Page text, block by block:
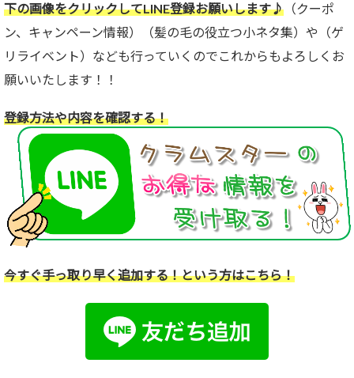
下の画像をクリックしてLINE登録お願いします♪ （クーポ
ン、キャンペーン情報）（髪の毛の役立つ小ネタ集）や（ゲ
リライベント）なども行っていくのでこれからもよろしくお
願いいたします！！
登録方法や内容を確認する！
今すぐ手っ取り早く追加する！という方はこちら！